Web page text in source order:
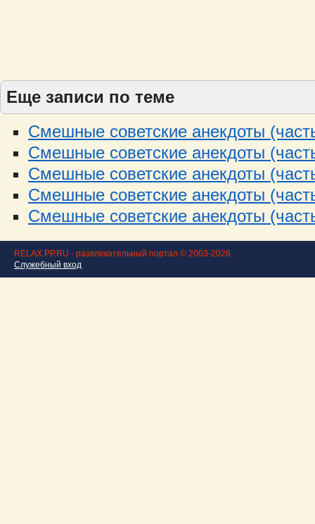
Еще записи по теме
Смешные советские анекдоты
Смешные советские анекдоты
Смешные советские анекдоты
Смешные советские анекдоты
Смешные советские анекдоты
RELAX.PP.RU - развлекательный портал © 2003-2026
Служебный вход